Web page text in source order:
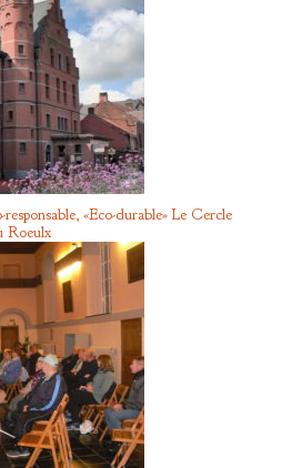
«Eco-durable» Le Cercle
Roeulx